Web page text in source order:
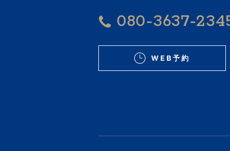
080-3637-
WEB予約